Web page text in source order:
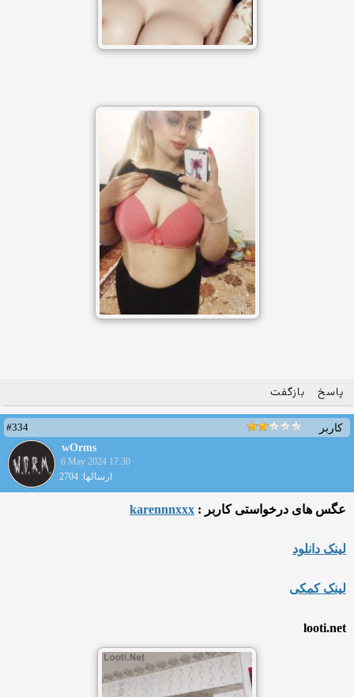
پاسخ بازگفت
کاربر
#334
wOrms
6 May 2024 17:30
ارسالها: 2704
عگس های درخواستی کاربر : karennnxxx
لینک دانلود
لینک کمکی
looti.net